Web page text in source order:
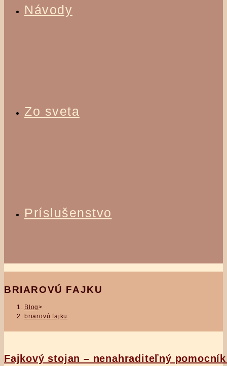
Návody
Zo sveta
Príslušenstvo
BRIAROVÚ FAJKU
Blog>
briarovú fajku
Fajkový stojan – nenahraditeľný